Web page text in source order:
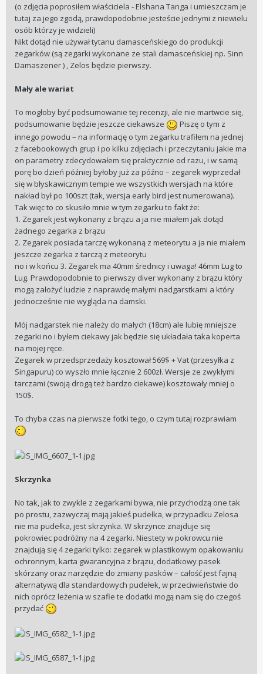
(o zdjęcia poprosiłem właściciela - Elshana Tanga i umieszczam je
tutaj za jego zgodą, prawdopodobnie jesteście jednymi z niewielu
osób którzy je widzieli)
Nikt dotąd nie używał tytanu damasceńskiego do produkcji
zegarków (są zegarki wykonane ze stali damasceńskiej np. Sinn
Damaszener ) , Zelos będzie pierwszy.
Mały ale wariat
To mogłoby być podsumowanie tej recenzji, ale nie martwcie się,
podsumowanie będzie jeszcze ciekawsze
Piszę o tym z
innego powodu – na informację o tym zegarku trafiłem na jednej
z facebookowych grup i po kilku zdjęciach i przeczytaniu jakie ma
on parametry zdecydowałem się praktycznie od razu, i w samą
porę bo dzień później byłoby już za późno – zegarek wyprzedał
się w błyskawicznym tempie we wszystkich wersjach na które
nakład był po 100szt (tak, wersja early bird jest numerowana).
Tak więc to co skusiło mnie w tym zegarku to fakt że:
1. Zegarek jest wykonany z brązu a ja nie miałem jak dotąd
żadnego zegarka z brązu
2. Zegarek posiada tarczę wykonaną z meteorytu a ja nie miałem
jeszcze zegarka z tarczą z meteorytu
no i w końcu 3. Zegarek ma 40mm średnicy i uwaga! 46mm Lug to
Lug. Prawdopodobnie to pierwszy diver wykonany z brązu który
mogą założyć ludzie z naprawdę małymi nadgarstkami a który
jednocześnie nie wygląda na damski.
Mój nadgarstek nie należy do małych (18cm) ale lubię mniejsze
zegarki no i byłem ciekawy jak będzie się układała taka koperta
na mojej ręce.
Zegarek w przedsprzedaży kosztował 569$ + Vat (przesyłka z
Singapuru) co wyszło mnie łącznie 2 600zł. Wersje ze zwykłymi
tarczami (swoją drogą też bardzo ciekawe) kosztowały mniej o
150$.
To chyba czas na pierwsze fotki tego, o czym tutaj rozprawiam
Skrzynka
No tak, jak to zwykle z zegarkami bywa, nie przychodzą one tak
po prostu, zazwyczaj mają jakieś pudełka, w przypadku Zelosa
nie ma pudełka, jest skrzynka. W skrzynce znajduje się
pokrowiec podróżny na 4 zegarki. Niestety w pokrowcu nie
znajdują się 4 zegarki tylko: zegarek w plastikowym opakowaniu
ochronnym, karta gwarancyjna z brązu, dodatkowy pasek
skórzany oraz narzędzie do zmiany pasków – całość jest fajną
alternatywą dla standardowych pudełek, w przeciwieństwie do
nich oprócz leżenia w szafie te dodatki mogą nam się do czegoś
przydać